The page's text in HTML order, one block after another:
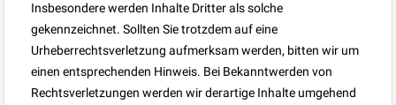
Insbesondere werden Inhalte Dritter als solche
gekennzeichnet. Sollten Sie trotzdem auf eine
Urheberrechtsverletzung aufmerksam werden, bitten wir um
einen entsprechenden Hinweis. Bei Bekanntwerden von
Rechtsverletzungen werden wir derartige Inhalte umgehend